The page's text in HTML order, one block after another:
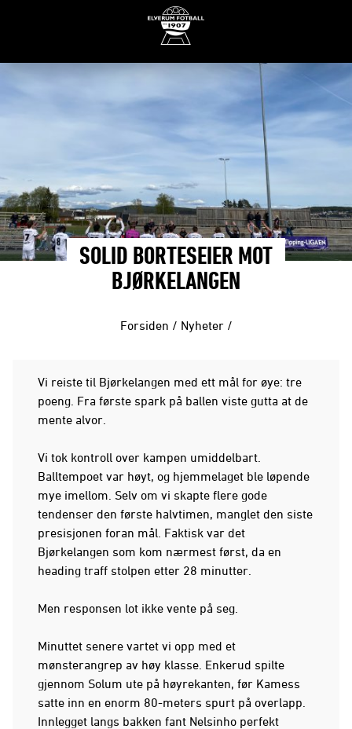
SOLID BORTESEIER MOT
BJØRKELANGEN
Forsiden / Nyheter /
Vi reiste til Bjørkelangen med ett mål for øye: tre
poeng. Fra første spark på ballen viste gutta at de
mente alvor.
Vi tok kontroll over kampen umiddelbart.
Balltempoet var høyt, og hjemmelaget ble løpende
mye imellom. Selv om vi skapte flere gode
tendenser den første halvtimen, manglet den siste
presisjonen foran mål. Faktisk var det
Bjørkelangen som kom nærmest først, da en
heading traff stolpen etter 28 minutter.
Men responsen lot ikke vente på seg.
Minuttet senere vartet vi opp med et
mønsterangrep av høy klasse. Enkerud spilte
gjennom Solum ute på høyrekanten, før Kamess
satte inn en enorm 80-meters spurt på overlapp.
Innlegget langs bakken fant Nelsinho perfekt